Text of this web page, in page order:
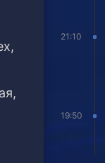
21:10
19:50